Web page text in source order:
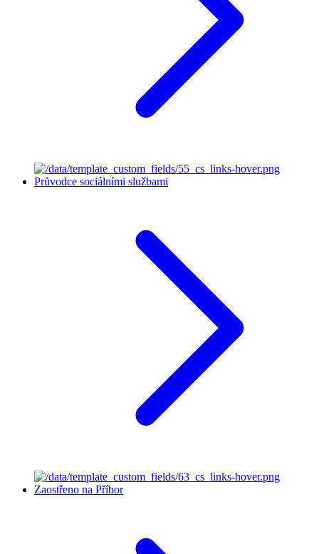
Průvodce sociálními službami
Zaostřeno na Příbor